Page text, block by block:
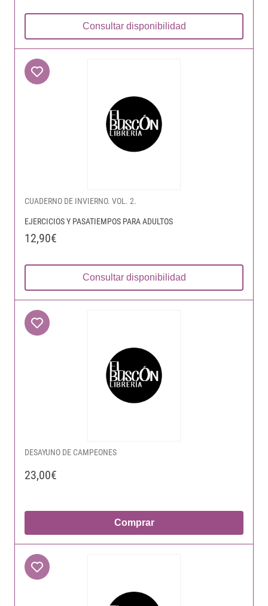
Consultar disponibilidad
CUADERNO DE INVIERNO. VOL. 2.
EJERCICIOS Y PASATIEMPOS PARA ADULTOS
12,90€
Consultar disponibilidad
DESAYUNO DE CAMPEONES
23,00€
Comprar